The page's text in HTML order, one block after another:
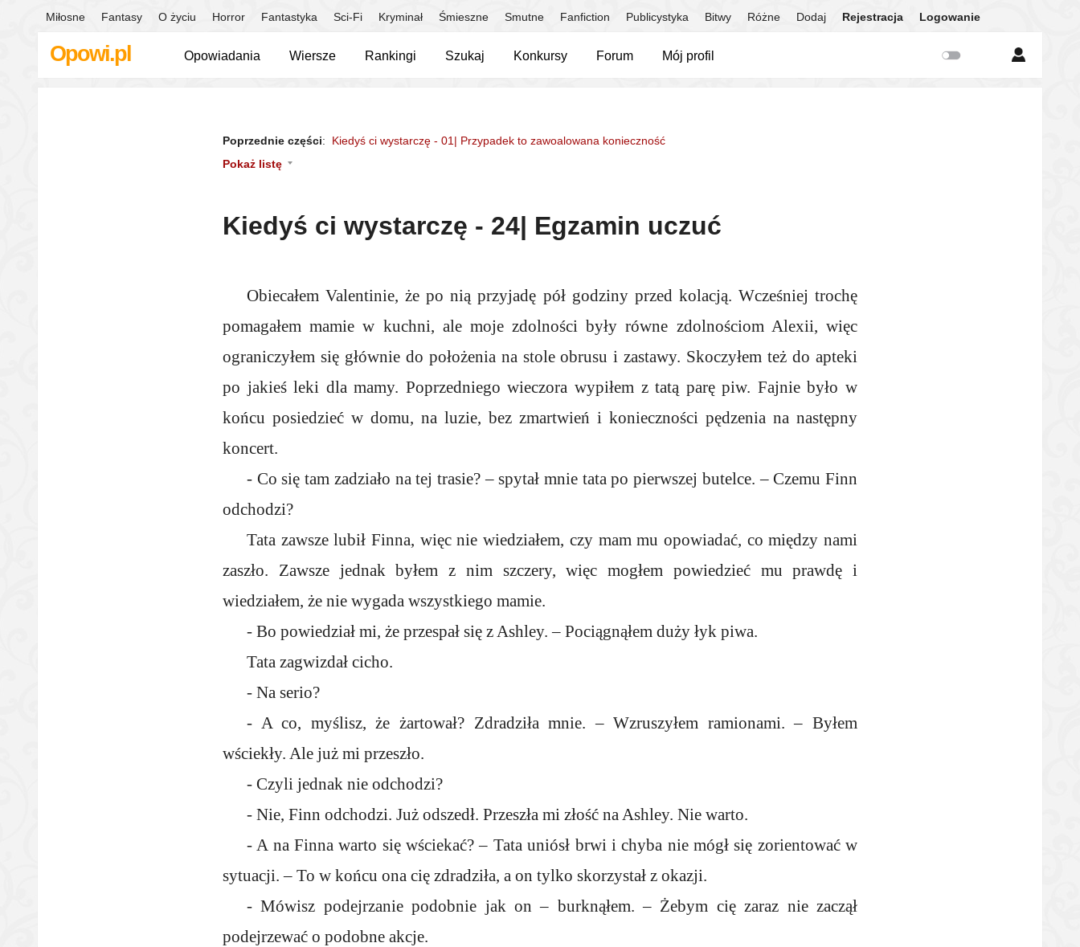
Miłosne Fantasy O życiu Horror Fantastyka Sci-Fi Kryminał Śmieszne Smutne Fanfiction Publicystyka Bitwy Różne Dodaj Rejestracja Logowanie
Opowi.pl Opowiadania Wiersze Rankingi Szukaj Konkursy Forum Mój profil
Poprzednie części: Kiedyś ci wystarczę - 01| Przypadek to zawoalowana konieczność
Pokaż listę
Kiedyś ci wystarczę - 24| Egzamin uczuć
Obiecałem Valentinie, że po nią przyjadę pół godziny przed kolacją. Wcześniej trochę
pomagałem mamie w kuchni, ale moje zdolności były równe zdolnościom Alexii, więc
ograniczyłem się głównie do położenia na stole obrusu i zastawy. Skoczyłem też do apteki
po jakieś leki dla mamy. Poprzedniego wieczora wypiłem z tatą parę piw. Fajnie było w
końcu posiedzieć w domu, na luzie, bez zmartwień i konieczności pędzenia na następny
koncert.
- Co się tam zadziało na tej trasie? – spytał mnie tata po pierwszej butelce. – Czemu Finn
odchodzi?
Tata zawsze lubił Finna, więc nie wiedziałem, czy mam mu opowiadać, co między nami
zaszło. Zawsze jednak byłem z nim szczery, więc mogłem powiedzieć mu prawdę i
wiedziałem, że nie wygada wszystkiego mamie.
- Bo powiedział mi, że przespał się z Ashley. – Pociągnąłem duży łyk piwa.
Tata zagwizdał cicho.
- Na serio?
- A co, myślisz, że żartował? Zdradziła mnie. – Wzruszyłem ramionami. – Byłem
wściekły. Ale już mi przeszło.
- Czyli jednak nie odchodzi?
- Nie, Finn odchodzi. Już odszedł. Przeszła mi złość na Ashley. Nie warto.
- A na Finna warto się wściekać? – Tata uniósł brwi i chyba nie mógł się zorientować w
sytuacji. – To w końcu ona cię zdradziła, a on tylko skorzystał z okazji.
- Mówisz podejrzanie podobnie jak on – burknąłem. – Żebym cię zaraz nie zaczął
podejrzewać o podobne akcje.